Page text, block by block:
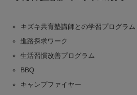
キズキ共育塾講師との学習プログラム
進路探求ワーク
生活習慣改善プログラム
BBQ
キャンプファイヤー